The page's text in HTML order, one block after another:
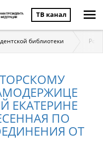
ТВ канал
библиотеки
ЕКАТЕРИНЕ
ПО
ОТ